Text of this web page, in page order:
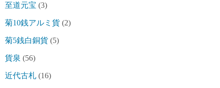
至道元宝 (3)
菊10銭アルミ貨 (2)
菊5銭白銅貨 (5)
貨泉 (56)
近代古札 (16)